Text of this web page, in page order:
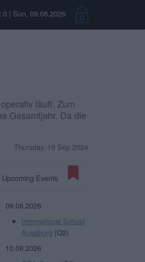
| Sun, 09.08.2026
läuft. Zum
Gesamtjahr. Da die
Thursday, 19 Sep 2024
Upcoming Events
09.08.2026
International School
Augsburg (Q2)
10.08.2026